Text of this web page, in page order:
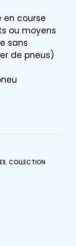
en course
ou moyens
sans
de pneus)
, COLLECTION